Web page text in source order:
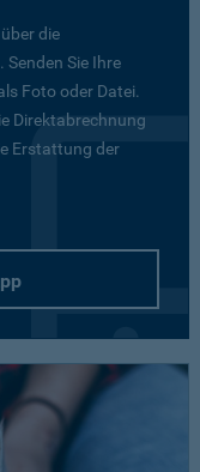
die
Sie Ihre
Foto oder Datei.
Direktabrechnung
Erstattung der